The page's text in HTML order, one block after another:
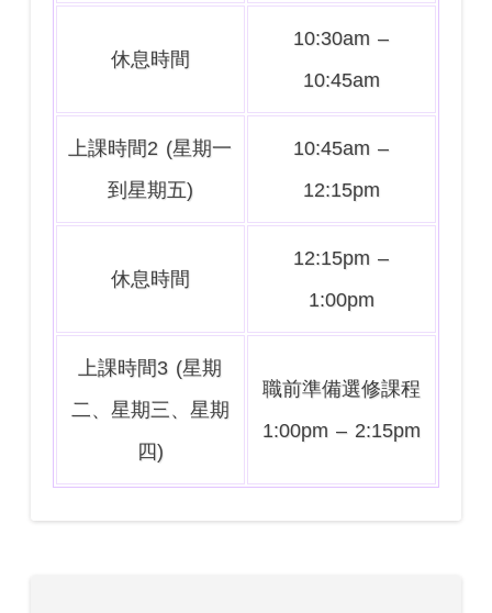
休息時間
10:30am –
10:45am
上課時間2 (星期一
到星期五)
10:45am –
12:15pm
休息時間
12:15pm –
1:00pm
上課時間3 (星期
二、星期三、星期
四)
職前準備選修課程
1:00pm – 2:15pm